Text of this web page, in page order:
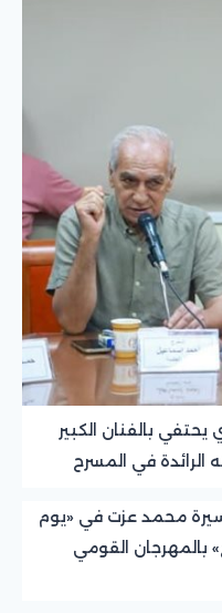
بالفنان الكبير
الرائدة في المسرح
محمد عزت في «يوم
بالمهرجان القومي